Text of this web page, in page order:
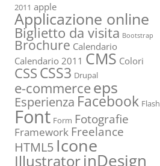
2011 apple
Applicazione online
Biglietto da visita Bootstrap
Brochure Calendario
Calendario 2011 CMS Colori
CSSCSS3 Drupal
e-commerceeps
Esperienza Facebook Flash
Font Form Fotografie
Framework Freelance
HTML5 Icone
IllustratorinDesign